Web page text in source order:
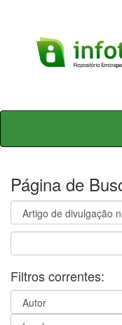
Skip
Página de
Filtros correntes: